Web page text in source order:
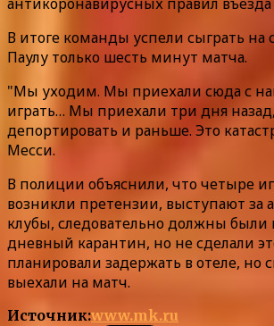
В итоге команды успели сыграть на
Паулу только шесть минут матча.
"Мы уходим. Мы приехали сюда с
играть… Мы приехали три дня
депортировать и раньше. Это
Месси.
В полиции объяснили, что четыре
возникли претензии, выступают за
клубы, следовательно должны были
дневный карантин, но не сделали
планировали задержать в отеле, но
выехали на матч.
Источник:www.mk.ru